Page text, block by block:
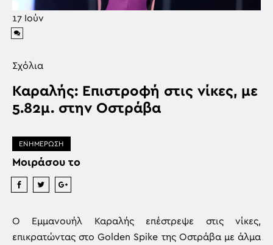
17 Ιούν
Σχόλια
Καραλής: Επιστροφή στις νίκες, με
5.82μ. στην Οστράβα
ΕΝΗΜΕΡΩΣΗ
Μοιράσου το
Ο Εμμανουήλ Καραλής επέστρεψε στις νίκες,
επικρατώντας στο Golden Spike της Οστράβα με άλμα